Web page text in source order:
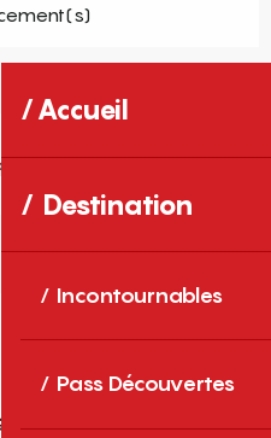
Accueil
Destination
Incontournables
Pass Découvertes
2026
Laurent-de-